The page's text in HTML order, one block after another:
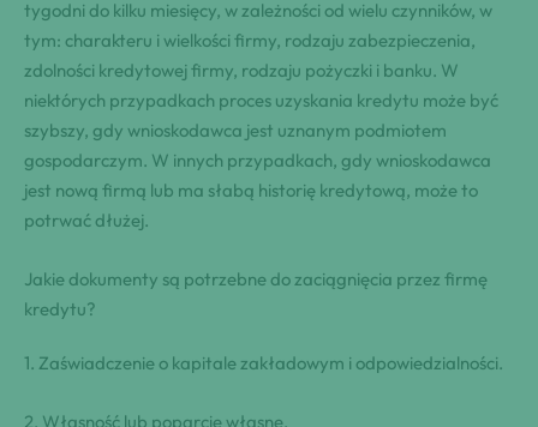
tygodni do kilku miesięcy, w zależności od wielu czynników, w
tym: charakteru i wielkości firmy, rodzaju zabezpieczenia,
zdolności kredytowej firmy, rodzaju pożyczki i banku. W
niektórych przypadkach proces uzyskania kredytu może być
szybszy, gdy wnioskodawca jest uznanym podmiotem
gospodarczym. W innych przypadkach, gdy wnioskodawca
jest nową firmą lub ma słabą historię kredytową, może to
potrwać dłużej.
Jakie dokumenty są potrzebne do zaciągnięcia przez firmę
kredytu?
1. Zaświadczenie o kapitale zakładowym i odpowiedzialności.
2. Własność lub poparcie własne.